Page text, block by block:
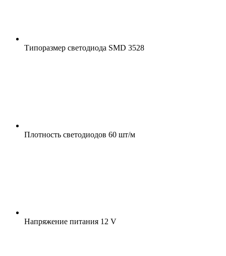
Типоразмер светодиода SMD 3528
Плотность светодиодов 60 шт/м
Напряжение питания 12 V